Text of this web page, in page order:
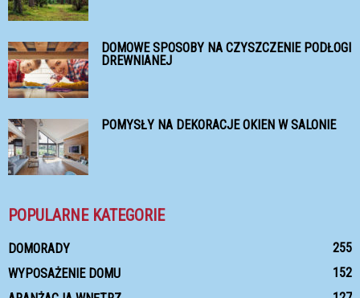
DOMOWE SPOSOBY NA CZYSZCZENIE PODŁOGI
DREWNIANEJ
POMYSŁY NA DEKORACJE OKIEN W SALONIE
POPULARNE KATEGORIE
DOMORADY
255
WYPOSAŻENIE DOMU
152